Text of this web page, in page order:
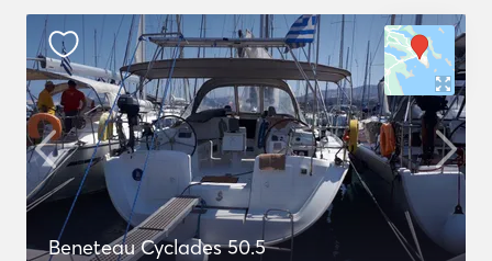
Beneteau Cyclades 50.5